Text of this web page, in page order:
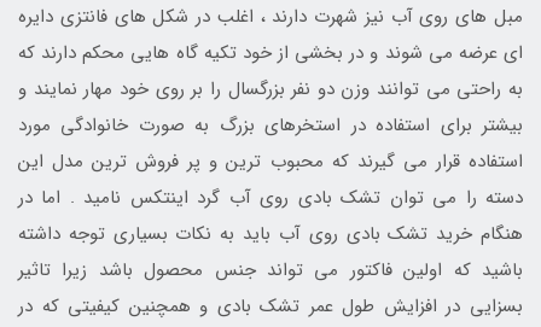
مبل های روی آب نیز شهرت دارند ، اغلب در شکل های فانتزی دایره
ای عرضه می شوند و در بخشی از خود تکیه گاه هایی محکم دارند که
به راحتی می توانند وزن دو نفر بزرگسال را بر روی خود مهار نمایند و
بیشتر برای استفاده در استخرهای بزرگ به صورت خانوادگی مورد
استفاده قرار می گیرند که محبوب ترین و پر فروش ترین مدل این
دسته را می توان تشک بادی روی آب گرد اینتکس نامید . اما در
هنگام خرید تشک بادی روی آب باید به نکات بسیاری توجه داشته
باشید که اولین فاکتور می تواند جنس محصول باشد زیرا تاثیر
بسزایی در افزایش طول عمر تشک بادی و همچنین کیفیتی که در